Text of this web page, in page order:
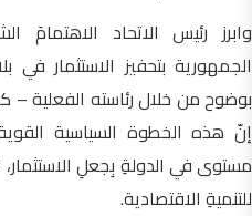
وابرز رئيس الاتحاد
الجمهورية بتحفيز الاستثمار في
بوضوح من خلال رئاسته الفعلية –
إنّ هذه الخطوة السياسية
مستوى في الدولةِ بِجعلِ الاستثمار،
للتنميةِ الاقتصادية.